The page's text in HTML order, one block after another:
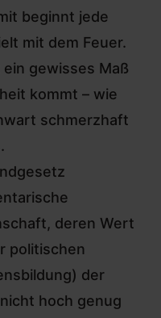
beginnt jede
mit dem Feuer.
gewisses Maß
kommt – wie
schmerzhaft
deren Wert
politischen
der
hoch genug